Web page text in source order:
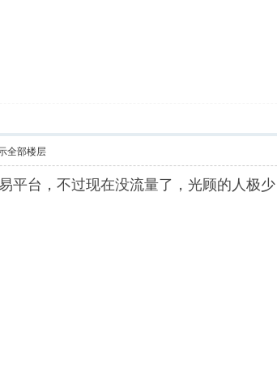
全部楼层
平台，不过现在没流量了，光顾的人极少